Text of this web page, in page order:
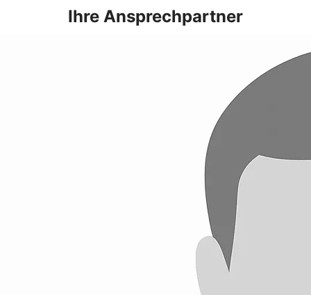
Ihre Ansprechpartner